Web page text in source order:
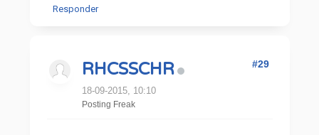
Responder
RHCSSCHR
18-09-2015, 10:10
Posting Freak
#29